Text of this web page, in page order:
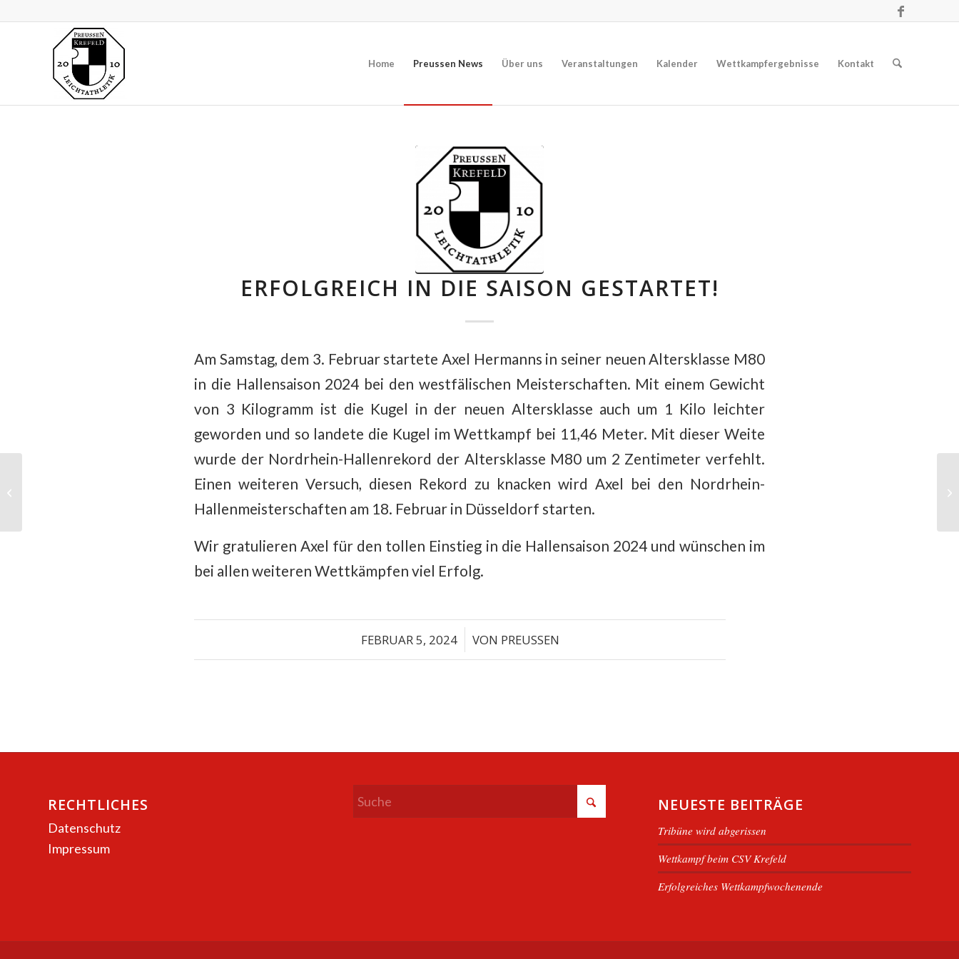
Home Preussen News Über uns Veranstaltungen Kalender Wettkampfergebnisse Kontakt
ERFOLGREICH IN DIE SAISON GESTARTET!
Am Samstag, dem 3. Februar startete Axel Hermanns in seiner neuen Altersklasse M80
in die Hallensaison 2024 bei den westfälischen Meisterschaften. Mit einem Gewicht
von 3 Kilogramm ist die Kugel in der neuen Altersklasse auch um 1 Kilo leichter
geworden und so landete die Kugel im Wettkampf bei 11,46 Meter. Mit dieser Weite
wurde der Nordrhein-Hallenrekord der Altersklasse M80 um 2 Zentimeter verfehlt.
Einen weiteren Versuch, diesen Rekord zu knacken wird Axel bei den Nordrhein-
Hallenmeisterschaften am 18. Februar in Düsseldorf starten.
Wir gratulieren Axel für den tollen Einstieg in die Hallensaison 2024 und wünschen im
bei allen weiteren Wettkämpfen viel Erfolg.
FEBRUAR 5, 2024
/ VON PREUSSEN
RECHTLICHES
Datenschutz
Impressum
NEUESTE BEITRÄGE
Tribüne wird abgerissen
Wettkampf beim CSV Krefeld
Erfolgreiches Wettkampfwochenende